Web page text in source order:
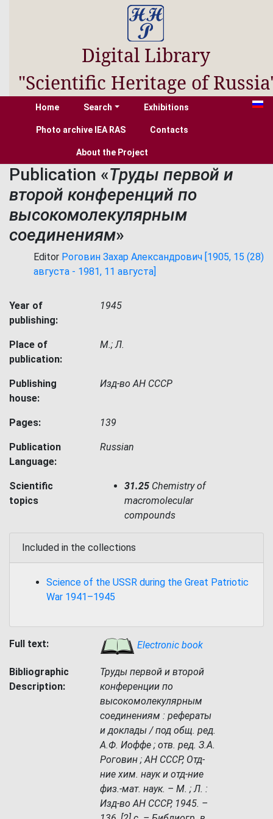
Digital Library
"Scientific Heritage of
Home Search Exhibitions
Photo archive IEA RAS Contacts
About the Project
Publication «Труды первой и
второй конференций по
высокомолекулярным
соединениям»
Editor Роговин Захар Александрович [1905, 15 (28)
августа - 1981, 11 августа]
Year of
publishing:
1945
Place of
publication:
М.; Л.
Publishing
house:
Изд-во АН СССР
Pages: 139
Publication
Language:
Russian
Scientific
topics
31.25 Chemistry of
macromolecular
compounds
Included in the collections
Science of the USSR during the Great Patriotic
War 1941–1945
Full text: Electronic book
Bibliographic
Description:
Труды первой и второй
конференции по
высокомолекулярным
соединениям : рефераты
и доклады / под общ. ред.
А.Ф. Иоффе ; отв. ред. З.А.
Роговин ; АН СССР, Отд-
ние хим. наук и отд-ние
физ.-мат. наук. – М. ; Л. :
Изд-во АН СССР, 1945. –